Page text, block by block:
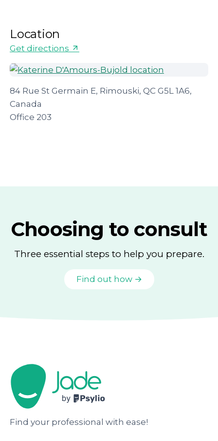
Location
Get directions
84 Rue St Germain E, Rimouski, QC G5L 1A6,
Canada
Office 203
Choosing to consult
Three essential steps to help you prepare.
Find out how →
Find your professional with ease!